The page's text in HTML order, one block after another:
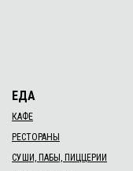
ЕДА
КАФЕ
РЕСТОРАНЫ
СУШИ, ПАБЫ, ПИЦЦЕРИИ